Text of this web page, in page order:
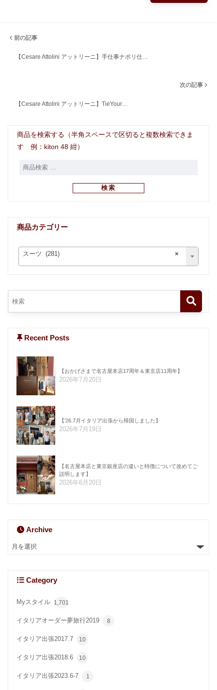
前の記事
【Cesare Attolini アットリーニ】手仕事ナポリ仕…
次の記事
【Cesare Attolini アットリーニ】TieYour…
商品を検索する（半角スペースで区切ると複数検索できま
す 例：kiton 48 紺）
検索
商品カテゴリー
×
スーツ (281)
Recent Posts
【おかげさまで名古屋本店17周年＆東京店11周年】
2026年7月20日
【’26.7月イタリア出張から帰国しました】
2026年7月19日
【名古屋本店と東京銀座店の違いと特徴について改めてご
説明します】
2026年6月20日
Archive
Category
Myスタイル 1,701
イタリアオーダー夢旅行2019 8
イタリア出張2017.7 10
イタリア出張2018.6 10
イタリア出張2023.6-7 1